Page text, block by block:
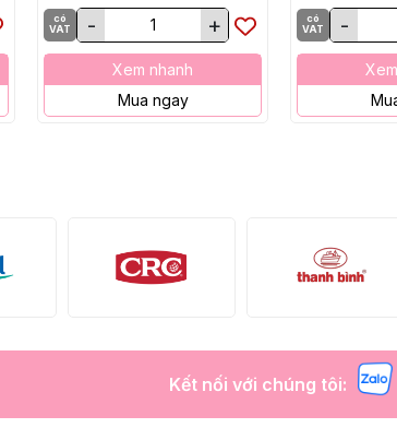
có
VAT
- +
Xem nhanh
Mua ngay
có
VAT
-
Kết nối với chúng tôi: